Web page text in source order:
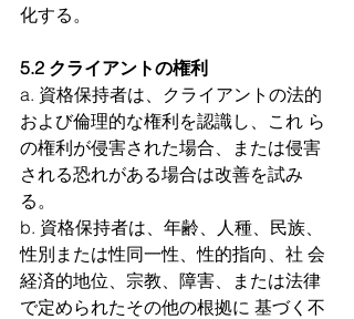
化する。
5.2 クライアントの権利
a. 資格保持者は、クライアントの法的
および倫理的な権利を認識し、これ ら
の権利が侵害された場合、または侵害
される恐れがある場合は改善を試み
る。
b. 資格保持者は、年齢、人種、民族、
性別または性同一性、性的指向、社 会
経済的地位、宗教、障害、または法律
で定められたその他の根拠に 基づく不